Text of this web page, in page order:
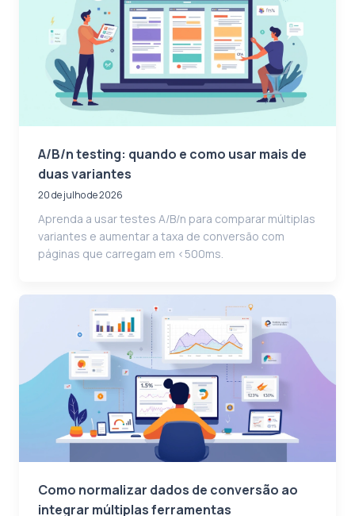
A/B/n testing: quando e como usar mais de
duas variantes
20 de julho de 2026
Aprenda a usar testes A/B/n para comparar múltiplas
variantes e aumentar a taxa de conversão com
páginas que carregam em <500ms.
Como normalizar dados de conversão ao
integrar múltiplas ferramentas